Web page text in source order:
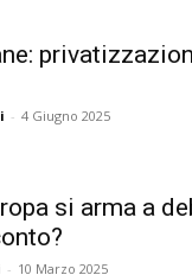
- 4 Giugno 2025
si arma a
- 10 Marzo 2025